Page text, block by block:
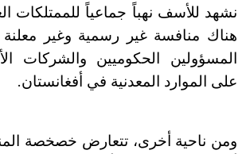
نشهد للأسف نهباً جماعياً للممتلكات
هناك منافسة غير رسمية وغير معلنة
المسؤولين الحكوميين والشركات
على الموارد المعدنية في أفغانستان.
ومن ناحية أخرى، تتعارض خصخصة